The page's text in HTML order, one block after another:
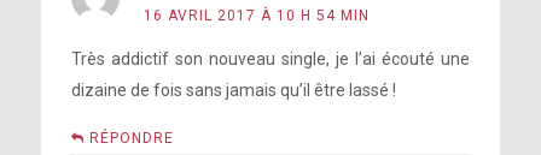
16 AVRIL 2017 À 10 H 54 MIN
Très addictif son nouveau single, je l’ai écouté une
dizaine de fois sans jamais qu’il être lassé !
RÉPONDRE